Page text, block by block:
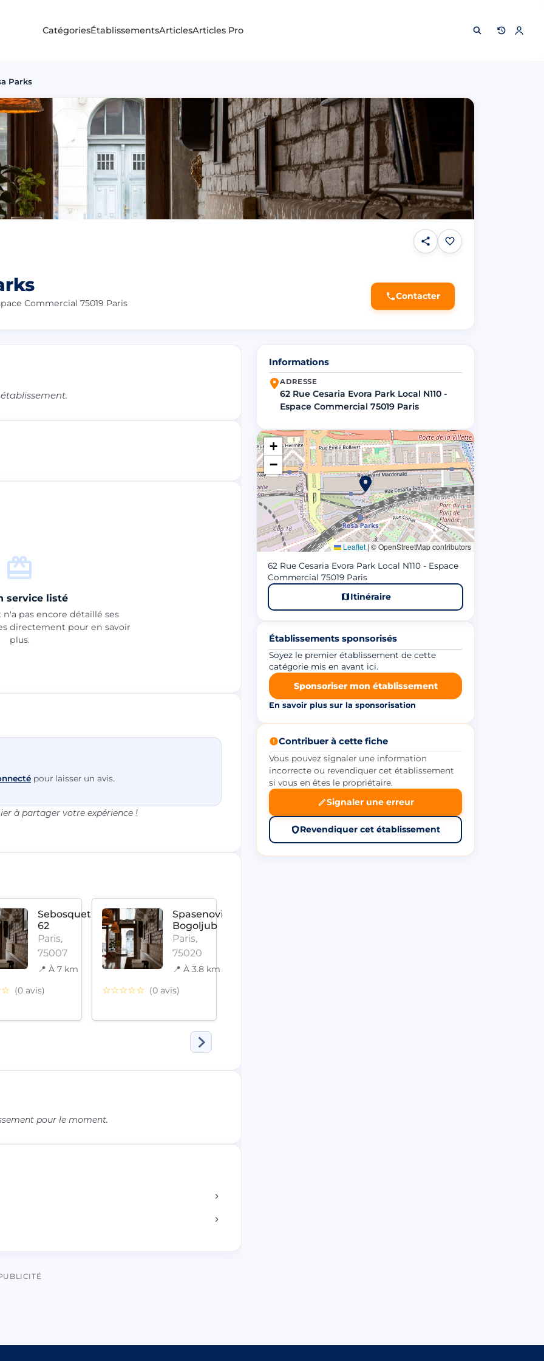
CatégoriesÉtablissementsArticlesArticles Pro
Parks
Commercial 75019 Paris
Contacter
service listé
pas encore détaillé ses
directement pour en savoir
plus.
pour laisser un avis.
à partager votre expérience !
Sebosquet
62
Paris,
75007
📍 À 7 km
(0 avis)
Spasenovic
Bogoljub
Paris,
75020
📍 À 3.8 km
☆☆☆☆☆ (0 avis)
pour le moment.
Informations
ADRESSE
62 Rue Cesaria Evora Park Local N110 -
Espace Commercial 75019 Paris
+
−
Leaflet|© OpenStreetMap contributors
62 Rue Cesaria Evora Park Local N110 - Espace
Commercial 75019 Paris
Itinéraire
Établissements sponsorisés
Soyez le premier établissement de cette
catégorie mis en avant ici.
Sponsoriser mon établissement
En savoir plus sur la sponsorisation
Contribuer à cette fiche
Vous pouvez signaler une information
incorrecte ou revendiquer cet établissement
si vous en êtes le propriétaire.
Signaler une erreur
Revendiquer cet établissement